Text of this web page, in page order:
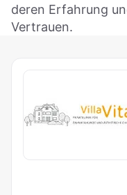
deren Erfahrung
Vertrauen.